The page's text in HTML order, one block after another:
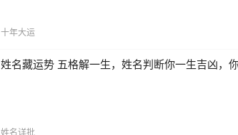
十年大运
姓名藏运势 五格解一生，姓名判断你一生吉凶，
姓名详批